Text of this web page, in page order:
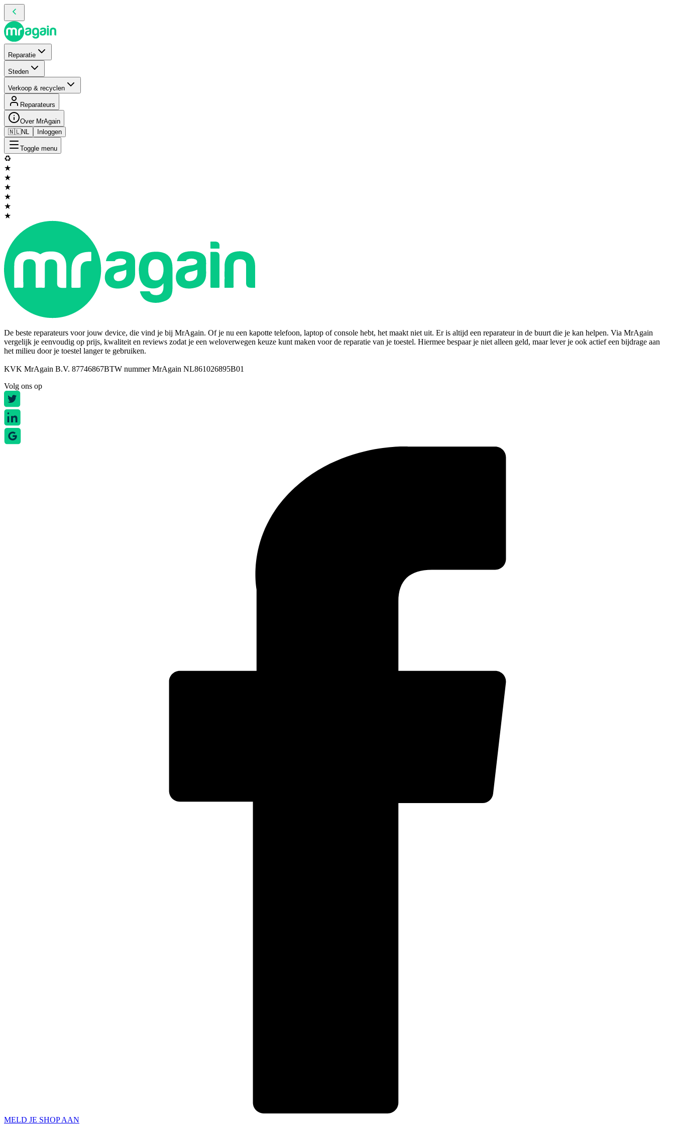
Reparatie
Steden
Verkoop & recyclen
Reparateurs
Over MrAgain
🇳🇱NL Inloggen
Toggle menu
♻️
★
★
★
★
★
★
De beste reparateurs voor jouw device, die vind je bij MrAgain. Of je nu een kapotte telefoon, laptop of console hebt, het maakt niet uit. Er is altijd een reparateur in de buurt die je kan helpen. Via MrAgain
vergelijk je eenvoudig op prijs, kwaliteit en reviews zodat je een weloverwegen keuze kunt maken voor de reparatie van je toestel. Hiermee bespaar je niet alleen geld, maar lever je ook actief een bijdrage aan
het milieu door je toestel langer te gebruiken.
KVK MrAgain B.V. 87746867BTW nummer MrAgain NL861026895B01
Volg ons op
MELD JE SHOP AAN